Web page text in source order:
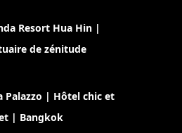
Resort Hua Hin |
de zénitude
Palazzo | Hôtel chic et
| Bangkok